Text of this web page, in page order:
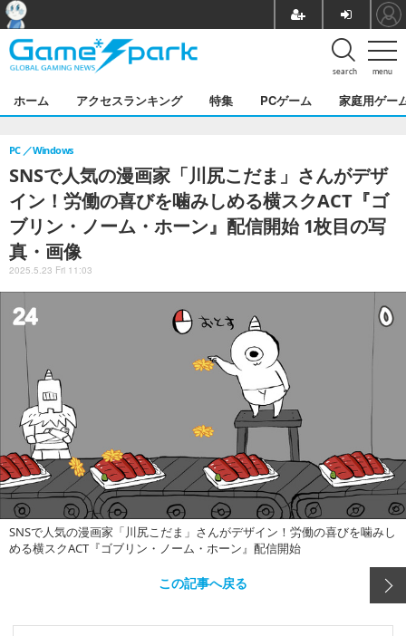
menu
search
ホーム アクセスランキング 特集 PCゲーム 家庭用ゲー
SNSで人気の漫画家「川尻こだま」さんがデザ
イン！労働の喜びを噛みしめる横スクACT『ゴ
ブリン・ノーム・ホーン』配信開始 1枚目の写
真・画像
PC Windows
2025.5.23 Fri 11:03
SNSで人気の漫画家「川尻こだま」さんがデザイン！労働の喜びを噛みし
める横スクACT『ゴブリン・ノーム・ホーン』配信開始
この記事へ戻る